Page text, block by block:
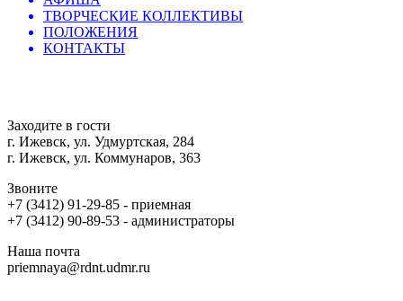
ТВОРЧЕСКИЕ КОЛЛЕКТИВЫ
ПОЛОЖЕНИЯ
КОНТАКТЫ
Заходите в гости
г. Ижевск, ул. Удмуртская, 284
г. Ижевск, ул. Коммунаров, 363
Звоните
+7 (3412) 91-29-85 - приемная
+7 (3412) 90-89-53 - администраторы
Наша почта
priemnaya@rdnt.udmr.ru